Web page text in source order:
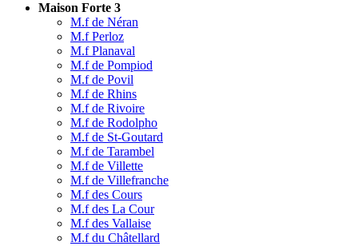
Maison Forte 3
M.f de Néran
M.f Perloz
M.f Planaval
M.f de Pompiod
M.f de Povil
M.f de Rhins
M.f de Rivoire
M.f de Rodolpho
M.f de St-Goutard
M.f de Tarambel
M.f de Villette
M.f de Villefranche
M.f des Cours
M.f des La Cour
M.f des Vallaise
M.f du Châtellard